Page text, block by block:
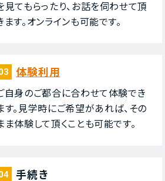
⾒てもらったり、お話を伺わせて頂
ます。オンラインも可能です。
体験利⽤
⾃⾝のご都合に合わせて体験でき
す。⾒学時にご希望があれば、その
ま体験して頂くことも可能です。
⼿続き